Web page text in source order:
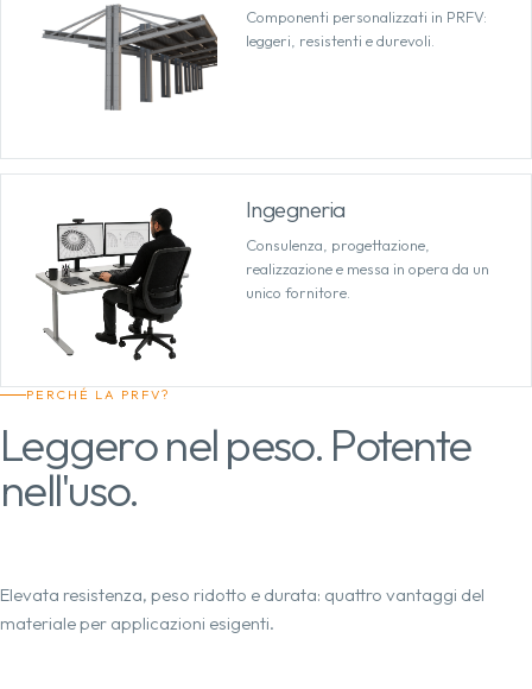
Componenti personalizzati in PRFV:
leggeri, resistenti e durevoli.
Ingegneria
Consulenza, progettazione,
realizzazione e messa in opera da un
unico fornitore.
PERCHÉ LA PRFV?
Leggero nel peso. Potente
nell'uso.
Elevata resistenza, peso ridotto e durata: quattro vantaggi del
materiale per applicazioni esigenti.